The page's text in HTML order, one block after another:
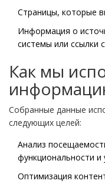
Страницы, которые
Информация о
системы или ссылки
Как мы
Собранные данные
следующих целей:
Анализ
функциональности и
Оптимизация